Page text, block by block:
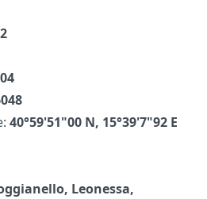
40°59'51"00 N, 15°39'7"92 E
Leonessa,